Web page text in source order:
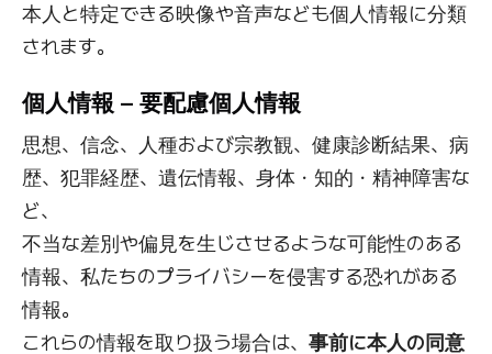
本人と特定できる映像や音声なども個人情報に分類
されます。
個人情報 – 要配慮個人情報
思想、信念、人種および宗教観、健康診断結果、病
歴、犯罪経歴、遺伝情報、身体・知的・精神障害な
ど、
不当な差別や偏見を生じさせるような可能性のある
情報、私たちのプライバシーを侵害する恐れがある
情報。
これらの情報を取り扱う場合は、 事前に本人の同意